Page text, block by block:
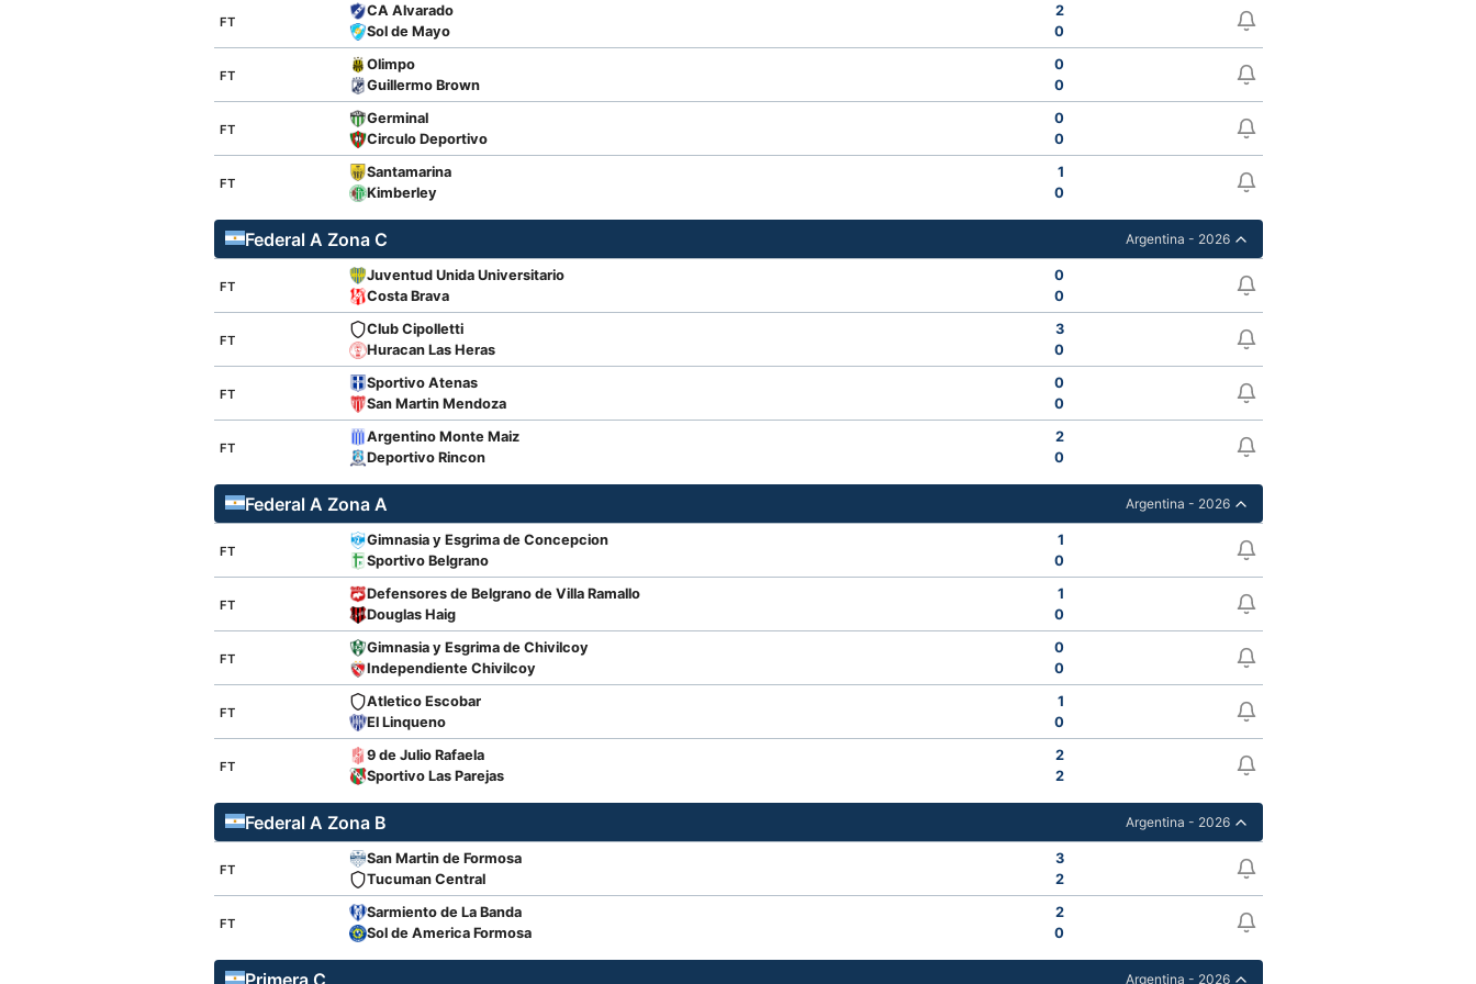
FT
CA Alvarado
2
Sol de Mayo
0
FT
Olimpo
0
Guillermo Brown
0
FT
Germinal
0
Circulo Deportivo
0
FT
Santamarina
1
Kimberley
0
Federal A Zona C Argentina - 2026
FT
Juventud Unida Universitario
0
Costa Brava
0
FT
Club Cipolletti
3
Huracan Las Heras
0
FT
Sportivo Atenas
0
San Martin Mendoza
0
FT
Argentino Monte Maiz
2
Deportivo Rincon
0
Federal A Zona A Argentina - 2026
FT
Gimnasia y Esgrima de Concepcion
1
Sportivo Belgrano
0
FT
Defensores de Belgrano de Villa Ramallo
1
Douglas Haig
0
FT
Gimnasia y Esgrima de Chivilcoy
0
Independiente Chivilcoy
0
FT
Atletico Escobar
1
El Linqueno
0
FT
9 de Julio Rafaela
2
Sportivo Las Parejas
2
Federal A Zona B Argentina - 2026
FT
San Martin de Formosa
3
Tucuman Central
2
FT
Sarmiento de La Banda
2
Sol de America Formosa
0
Primera C Argentina - 2026